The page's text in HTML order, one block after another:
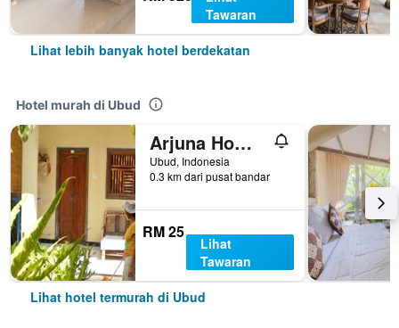
Tawaran
Lihat lebih banyak hotel berdekatan
Hotel murah di Ubud
Arjuna Homestay Ubud
Ubud, Indonesia
0.3 km dari pusat bandar
RM 25
Lihat
Tawaran
Lihat hotel termurah di Ubud